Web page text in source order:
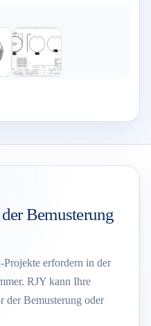
Bemusterung
erfordern in der
RJY kann Ihre
der Bemusterung oder